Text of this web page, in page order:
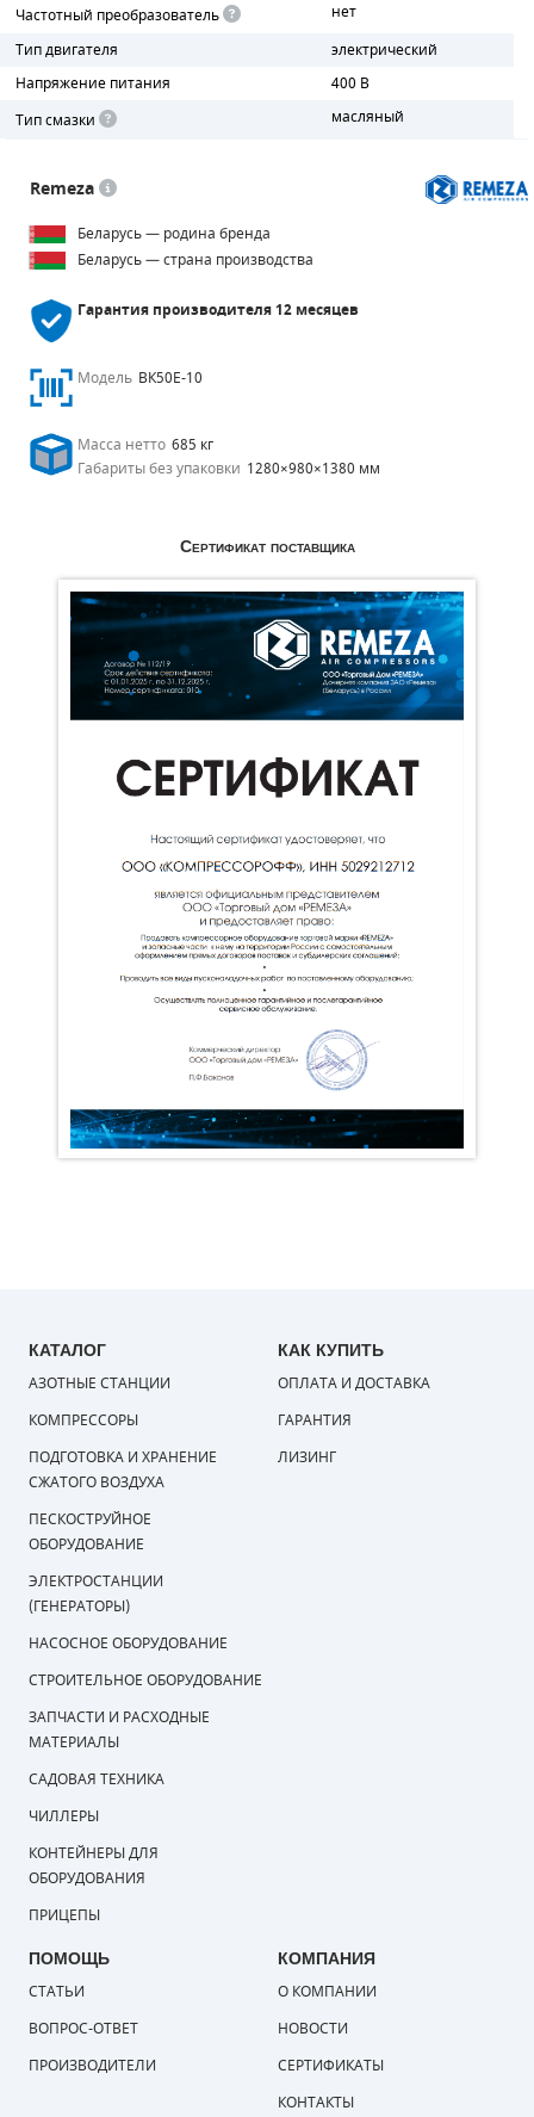
Частотный преобразователь
нет
Тип двигателя
электрический
Напряжение питания
400 В
Тип смазки
масляный
Remeza
Беларусь — родина бренда
Беларусь — страна производства
Гарантия производителя12 месяцев
Модель ВК50Е-10
Масса нетто 685 кг
Габариты без упаковки 1280×980×1380 мм
Сертификат поставщика
КАТАЛОГ
АЗОТНЫЕ СТАНЦИИ
КОМПРЕССОРЫ
ПОДГОТОВКА И ХРАНЕНИЕ
СЖАТОГО ВОЗДУХА
ПЕСКОСТРУЙНОЕ
ОБОРУДОВАНИЕ
ЭЛЕКТРОСТАНЦИИ
(ГЕНЕРАТОРЫ)
НАСОСНОЕ ОБОРУДОВАНИЕ
СТРОИТЕЛЬНОЕ ОБОРУДОВАНИЕ
ЗАПЧАСТИ И РАСХОДНЫЕ
МАТЕРИАЛЫ
САДОВАЯ ТЕХНИКА
ЧИЛЛЕРЫ
КОНТЕЙНЕРЫ ДЛЯ
ОБОРУДОВАНИЯ
ПРИЦЕПЫ
КАК КУПИТЬ
ОПЛАТА И ДОСТАВКА
ГАРАНТИЯ
ЛИЗИНГ
ПОМОЩЬ
СТАТЬИ
ВОПРОС-ОТВЕТ
ПРОИЗВОДИТЕЛИ
КОМПАНИЯ
О КОМПАНИИ
НОВОСТИ
СЕРТИФИКАТЫ
КОНТАКТЫ
ПОРШНЕВЫЕ БЛОКИ
ДЕТАЛИ ПОРШНЕВЫХ КОМПРЕССОРОВ
ДЕТАЛИ СПИРАЛЬНЫХ КОМПРЕССОРОВ
ДЕТАЛИ НАСОСНОЙ ЧАСТИ
ДЕТАЛИ ПОГРУЖНЫХ НАСОСОВ
ДЛЯ ВАКУУМНЫХ НАСОСОВ